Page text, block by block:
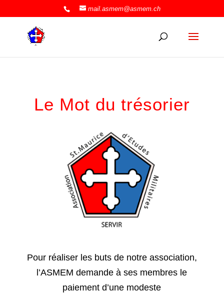
mail.asmem@asmem.ch
Le Mot du trésorier
Pour réaliser les buts de notre association,
l’ASMEM demande à ses membres le
paiement d’une modeste